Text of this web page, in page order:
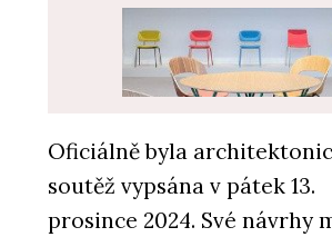
O FIRMĚ
Oficiálně byla
soutěž vypsána v pátek 13.
prosince 2024. Své návrhy